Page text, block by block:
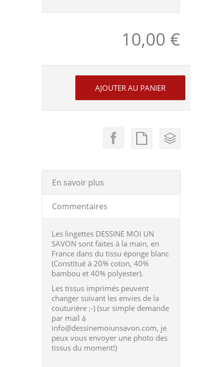
10,00 €
En savoir plus
Commentaires
Les lingettes DESSINE MOI UN
SAVON sont faites à la main, en
France dans du tissu éponge blanc
(Constitué à 20% coton, 40%
bambou et 40% polyester).
Les tissus imprimés peuvent
changer suivant les envies de la
couturière ;-) (sur simple demande
par mail à
info@dessinemoiunsavon.com, je
peux vous envoyer une photo des
tissus du moment!)